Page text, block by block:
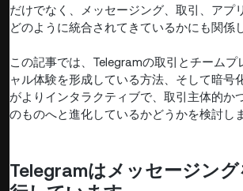
だけでなく、メッセージング、取引、アプ
どのように統合されてきているかにも関係
この記事では、Telegramの取引とチームプ
ャル体験を形成している方法、そして暗号
がよりインタラクティブで、取引主体的か
のものへと進化しているかどうかを検討し
Telegramはメッセージン